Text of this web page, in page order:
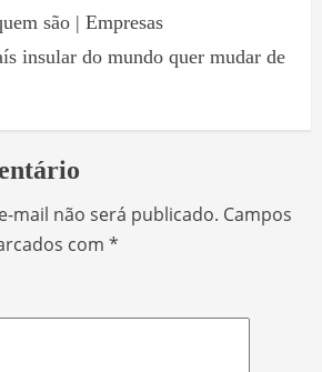
são | Empresas
insular do mundo quer mudar de
mail não será publicado. Campos
com *